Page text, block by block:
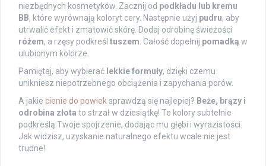
niezbędnych kosmetyków. Zacznij od podkładu lub kremu
BB, które wyrównają koloryt cery. Następnie użyj pudru, aby
utrwalić efekt i zmatowić skórę. Dodaj odrobinę świeżości
różem, a rzęsy podkreśl tuszem . Całość dopełnij pomadką w
ulubionym kolorze.
Pamiętaj, aby wybierać lekkie formuły, dzięki czemu
unikniesz niepotrzebnego obciążenia i zapychania porów.
A jakie cienie do powiek sprawdzą się najlepiej? Beże, brązy i
odrobina złota to strzał w dziesiątkę! Te kolory subtelnie
podkreślą Twoje spojrzenie, dodając mu głębi i wyrazistości.
Jak widzisz, uzyskanie naturalnego efektu wcale nie jest
trudne!